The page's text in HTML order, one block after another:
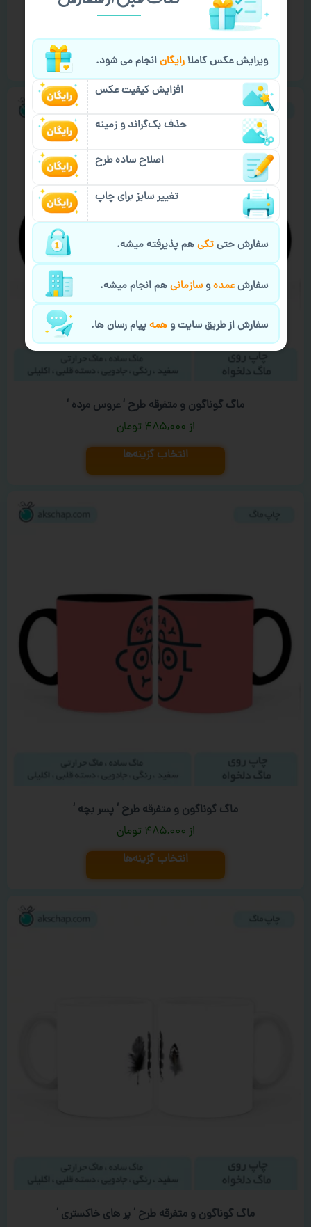
انتخاب گزینه‌ها
ماگ گوناگون و متفرقه طرح ‘ عروس مرده ‘
۴۸۵,۰۰۰ تومان
انتخاب گزینه‌ها
ماگ گوناگون و متفرقه طرح ‘ پسر بچه ‘
۴۸۵,۰۰۰ تومان
انتخاب گزینه‌ها
ماگ گوناگون و متفرقه طرح ‘ پر های خاکستری ‘
ویرایش عکس کاملارایگانانجام می شود.
افزایش کیفیت عکس
حذف بک‌گراند و زمینه
اصلاح ساده طرح
تغییر سایز برای چاپ
سفارش حتیتکیهم پذیرفته میشه.
سفارشعمدهوسازمانیهم انجام میشه.
سفارش از طریق سایت وهمهپیام رسان ها.